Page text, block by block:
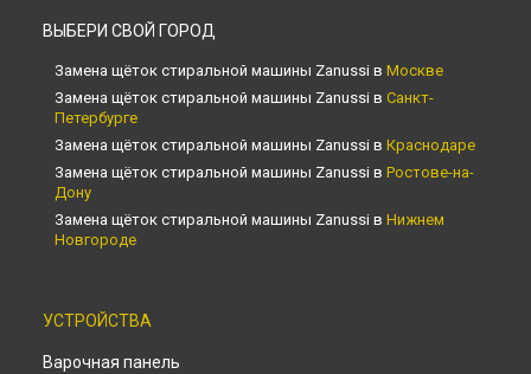
ВЫБЕРИ СВОЙ ГОРОД
Замена щёток стиральной машины Zanussi в Москве
Замена щёток стиральной машины Zanussi в Санкт-
Петербурге
Замена щёток стиральной машины Zanussi в Краснодаре
Замена щёток стиральной машины Zanussi в Ростове-на-
Дону
Замена щёток стиральной машины Zanussi в Нижнем
Новгороде
Замена щёток стиральной машины Zanussi в
Екатеринбурге
УСТРОЙСТВА
Варочная панель